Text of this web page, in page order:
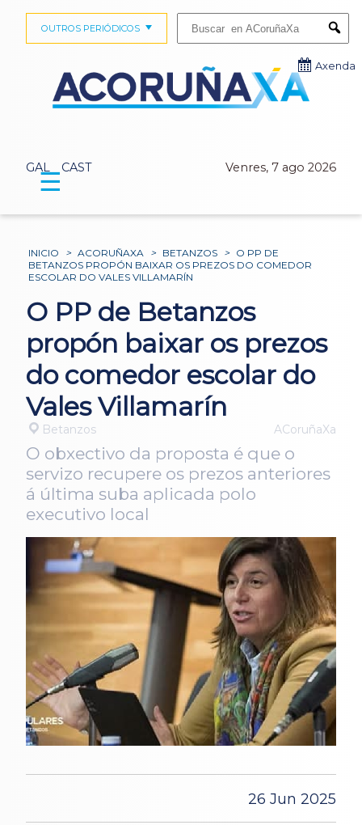
GAL CAST Venres, 7 ago 2026
OUTROS PERIÓDICOS
Axenda
☰
INICIO > ACORUÑAXA > BETANZOS > O PP DE
BETANZOS PROPÓN BAIXAR OS PREZOS DO COMEDOR
ESCOLAR DO VALES VILLAMARÍN
O PP de Betanzos
propón baixar os prezos
do comedor escolar do
Vales Villamarín
Betanzos ACoruñaXa
O obxectivo da proposta é que o
servizo recupere os prezos anteriores
á última suba aplicada polo
executivo local
26 Jun 2025